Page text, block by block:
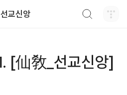
선교신앙
[仙敎_선교신앙]